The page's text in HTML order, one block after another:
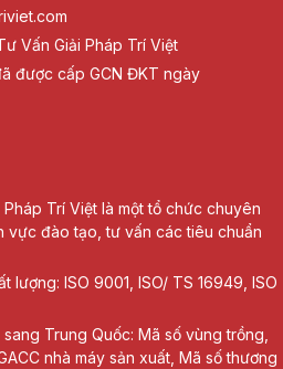
Vấn Giải Pháp Trí Việt
được cấp GCN ĐKT ngày
Trí Việt là một tổ chức chuyên
vực đào tạo, tư vấn các tiêu chuẩn
lượng: ISO 9001, ISO/ TS 16949, ISO
Trung Quốc: Mã số vùng trồng,
nhà máy sản xuất, Mã số thương